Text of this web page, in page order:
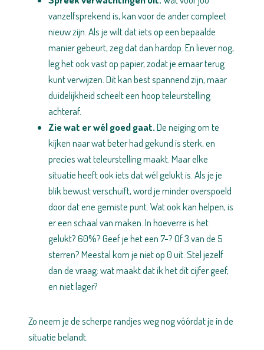
vanzelfsprekend is, kan voor de ander compleet
nieuw zijn. Als je wilt dat iets op een bepaalde
manier gebeurt, zeg dat dan hardop. En liever nog,
leg het ook vast op papier, zodat je ernaar terug
kunt verwijzen. Dit kan best spannend zijn, maar
duidelijkheid scheelt een hoop teleurstelling
achteraf.
Zie wat er wél goed gaat.De neiging om te
kijken naar wat beter had gekund is sterk, en
precies wat teleurstelling maakt. Maar elke
situatie heeft ook iets dat wél gelukt is. Als je je
blik bewust verschuift, word je minder overspoeld
door dat ene gemiste punt. Wat ook kan helpen, is
er een schaal van maken. In hoeverre is het
gelukt? 60%? Geef je het een 7-? Of 3 van de 5
sterren? Meestal kom je niet op 0 uit. Stel jezelf
dan de vraag: wat maakt dat ik het dít cijfer geef,
en niet lager?
Zo neem je de scherpe randjes weg nog vóórdat je in de
situatie belandt.